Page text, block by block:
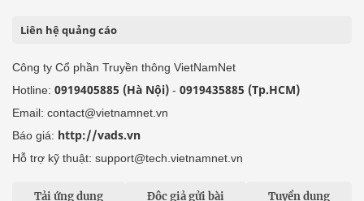
Liên hệ quảng cáo
Công ty Cổ phần Truyền thông VietNamNet
Hotline: 0919405885 (Hà Nội) - 0919435885 (Tp.HCM)
Email: contact@vietnamnet.vn
Báo giá: http://vads.vn
Hỗ trợ kỹ thuật: support@tech.vietnamnet.vn
Tải ứng dụng Độc giả gửi bài Tuyển dụng